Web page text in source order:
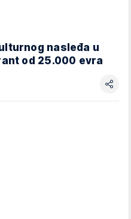
nasleđa u
od 25.000 evra